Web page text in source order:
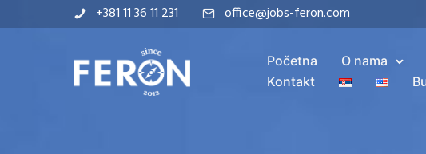
+381 11 36 11 231 office@jobs-feron.com
Početna O nama
Kontakt